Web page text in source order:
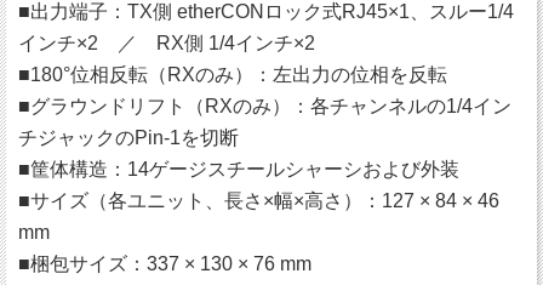
■出力端子：TX側 etherCONロック式RJ45×1、スルー1/4
インチ×2 ／ RX側 1/4インチ×2
■180°位相反転（RXのみ）：左出力の位相を反転
■グラウンドリフト（RXのみ）：各チャンネルの1/4イン
チジャックのPin-1を切断
■筐体構造：14ゲージスチールシャーシおよび外装
■サイズ（各ユニット、長さ×幅×高さ）：127 × 84 × 46
mm
■梱包サイズ：337 × 130 × 76 mm